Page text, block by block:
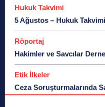
Hukuk Takvimi
5 Ağustos – Hukuk Takvimi
Röportaj
Hakimler ve Savcılar
Etik İlkeler
Ceza Soruşturmalarında